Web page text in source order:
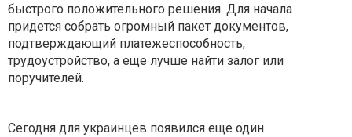
быстрого положительного решения. Для начала
придется собрать огромный пакет документов,
подтверждающий платежеспособность,
трудоустройство, а еще лучше найти залог или
поручителей.
Сегодня для украинцев появился еще один